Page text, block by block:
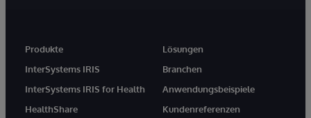
Produkte
InterSystems IRIS
InterSystems IRIS for Health
HealthShare
Lösungen
Branchen
Anwendungsbeispiele
Kundenreferenzen